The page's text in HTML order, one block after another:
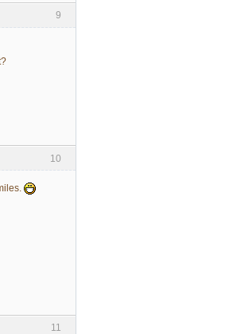
9
10
11